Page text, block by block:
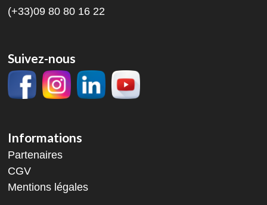
(+33)09 80 80 16 22
Suivez-nous
Informations
Partenaires
CGV
Mentions légales